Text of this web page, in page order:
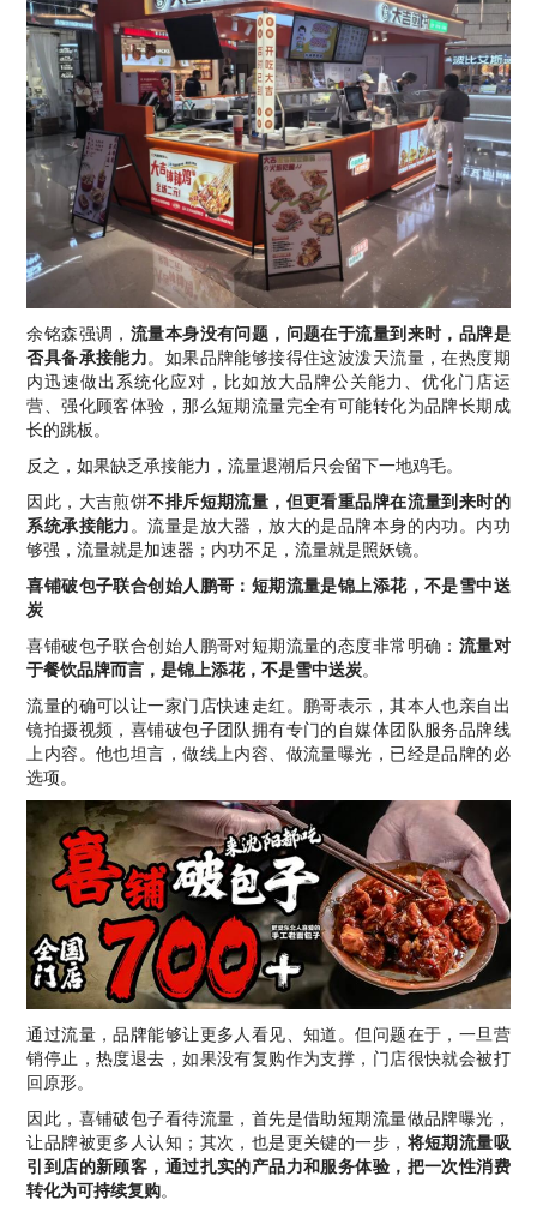
余铭森强调， 流量本身没有问题，问题在于流量到来时，品牌是
否具备承接能力。如果品牌能够接得住这波泼天流量，在热度期
内迅速做出系统化应对，比如放大品牌公关能力、优化门店运
营、强化顾客体验，那么短期流量完全有可能转化为品牌长期成
长的跳板。
反之，如果缺乏承接能力，流量退潮后只会留下一地鸡毛。
因此，大吉煎饼不排斥短期流量，但更看重品牌在流量到来时的
系统承接能力 。流量是放大器，放大的是品牌本身的内功。内功
够强，流量就是加速器；内功不足，流量就是照妖镜。
喜铺破包子联合创始人鹏哥：短期流量是锦上添花，不是雪中送
炭
喜铺破包子联合创始人鹏哥对短期流量的态度非常明确： 流量对
于餐饮品牌而言，是锦上添花，不是雪中送炭。
流量的确可以让一家门店快速走红。鹏哥表示，其本人也亲自出
镜拍摄视频，喜铺破包子团队拥有专门的自媒体团队服务品牌线
上内容。他也坦言，做线上内容、做流量曝光，已经是品牌的必
选项。
通过流量，品牌能够让更多人看见、知道。但问题在于，一旦营
销停止，热度退去，如果没有复购作为支撑，门店很快就会被打
回原形。
因此，喜铺破包子看待流量，首先是借助短期流量做品牌曝光，
让品牌被更多人认知；其次，也是更关键的一步， 将短期流量吸
引到店的新顾客，通过扎实的产品力和服务体验，把一次性消费
转化为可持续复购。